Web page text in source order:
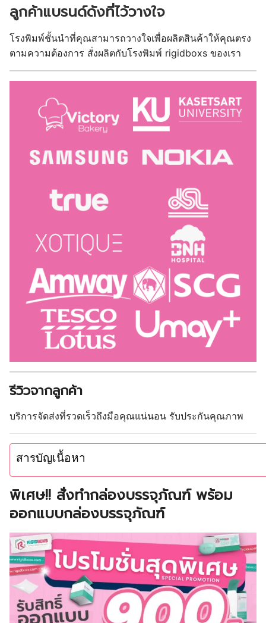
ลูกค้าแบรนด์ดังที่ไว้วางใจ
โรงพิมพ์ชั้นนำที่คุณสามารถวางใจเพื่อผลิตสินค้าให้คุณตรง
ตามความต้องการ สั่งผลิตกับโรงพิมพ์ rigidboxs ของเรา
รีวิวจากลูกค้า
บริการจัดส่งที่รวดเร็วถึงมือคุณแน่นอน รับประกันคุณภาพ
สารบัญเนื้อหา
พิเศษ!! สั่งทำกล่องบรรจุภัณฑ์ พร้อม
ออกแบบกล่องบรรจุภัณฑ์